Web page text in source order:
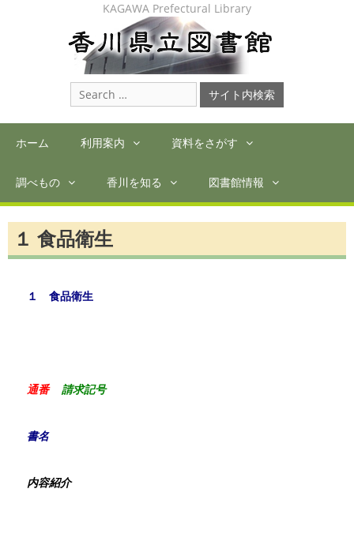
KAGAWA Prefectural Library
Search
for:
ホーム 利用案内 資料をさがす
調べもの 香川を知る 図書館情報
１ 食品衛生
１ 食品衛生
通番 請求記号
書名
内容紹介